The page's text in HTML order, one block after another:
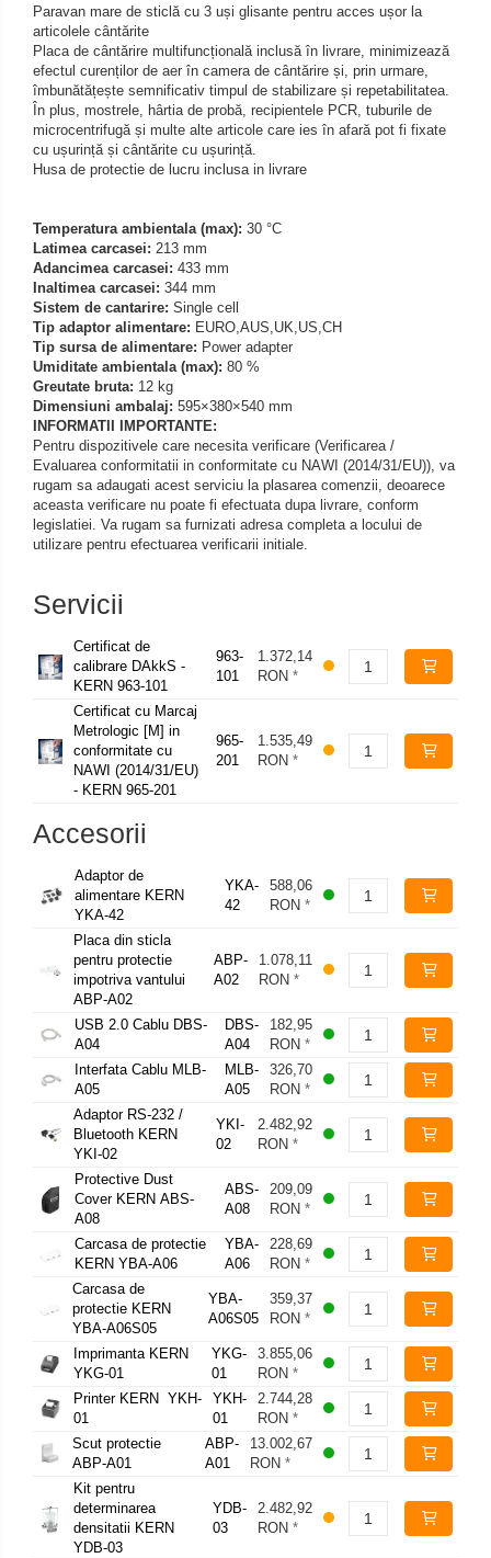
Paravan mare de sticlă cu 3 uși glisante pentru acces ușor la
articolele cântărite
Placa de cântărire multifuncțională inclusă în livrare, minimizează
efectul curenților de aer în camera de cântărire și, prin urmare,
îmbunătățește semnificativ timpul de stabilizare și repetabilitatea.
În plus, mostrele, hârtia de probă, recipientele PCR, tuburile de
microcentrifugă și multe alte articole care ies în afară pot fi fixate
cu ușurință și cântărite cu ușurință.
Husa de protectie de lucru inclusa in livrare
Temperatura ambientala (max): 30 °C
Latimea carcasei: 213 mm
Adancimea carcasei: 433 mm
Inaltimea carcasei: 344 mm
Sistem de cantarire: Single cell
Tip adaptor alimentare: EURO,AUS,UK,US,CH
Tip sursa de alimentare: Power adapter
Umiditate ambientala (max): 80 %
Greutate bruta: 12 kg
Dimensiuni ambalaj: 595×380×540 mm
INFORMATII IMPORTANTE:
Pentru dispozitivele care necesita verificare (Verificarea /
Evaluarea conformitatii in conformitate cu NAWI (2014/31/EU)), va
rugam sa adaugati acest serviciu la plasarea comenzii, deoarece
aceasta verificare nu poate fi efectuata dupa livrare, conform
legislatiei. Va rugam sa furnizati adresa completa a locului de
utilizare pentru efectuarea verificarii initiale.
Servicii
Certificat de
calibrare DAkkS -
KERN 963-101
963-
101
1.372,14
RON *
Certificat cu Marcaj
Metrologic [M] in
conformitate cu
NAWI (2014/31/EU)
- KERN 965-201
965-
201
1.535,49
RON *
Accesorii
Adaptor de
alimentare KERN
YKA-42
YKA-
42
588,06
RON *
Placa din sticla
pentru protectie
impotriva vantului
ABP-A02
ABP-
A02
1.078,11
RON *
USB 2.0 Cablu DBS-
A04
DBS-
A04
182,95
RON *
Interfata Cablu MLB-
A05
MLB-
A05
326,70
RON *
Adaptor RS-232 /
Bluetooth KERN
YKI-02
YKI-
02
2.482,92
RON *
Protective Dust
Cover KERN ABS-
A08
ABS-
A08
209,09
RON *
Carcasa de protectie
KERN YBA-A06
YBA-
A06
228,69
RON *
Carcasa de
protectie KERN
YBA-A06S05
YBA-
A06S05
359,37
RON *
Imprimanta KERN
YKG-01
YKG-
01
3.855,06
RON *
Printer KERN YKH-
01
YKH-
01
2.744,28
RON *
Scut protectie
ABP-A01
ABP-
A01
13.002,67
RON *
Kit pentru
determinarea
densitatii KERN
YDB-03
YDB-
03
2.482,92
RON *